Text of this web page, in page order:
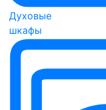
Духовые
шкафы